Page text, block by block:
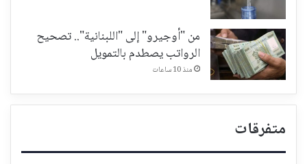
من "أوجيرو" إلى "اللبنانية".. تصحيح
الرواتب يصطدم بالتمويل
منذ 10 ساعات
متفرقات